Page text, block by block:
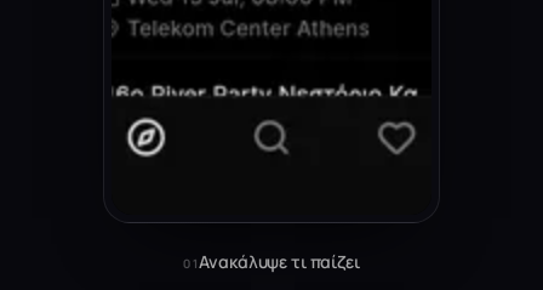
01Ανακάλυψε τι παίζει